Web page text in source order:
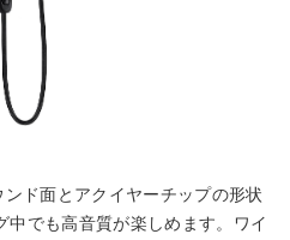
ド面とアクイヤーチップの形状
中でも高音質が楽しめます。ワイ